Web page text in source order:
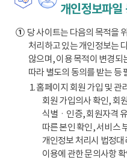
개인정보파일
①당 사이트는 다음의 목적을
처리하고 있는 개인정보는
않으며, 이용 목적이 변경되
따라 별도의 동의를 받는 등
1. 홈페이지 회원 가입 및 관
회원 가입의사 확인, 회
식별ㆍ인증, 회원자격
따른 본인 확인, 서비스
개인정보 처리시 법정
이용에 관한 문의사항